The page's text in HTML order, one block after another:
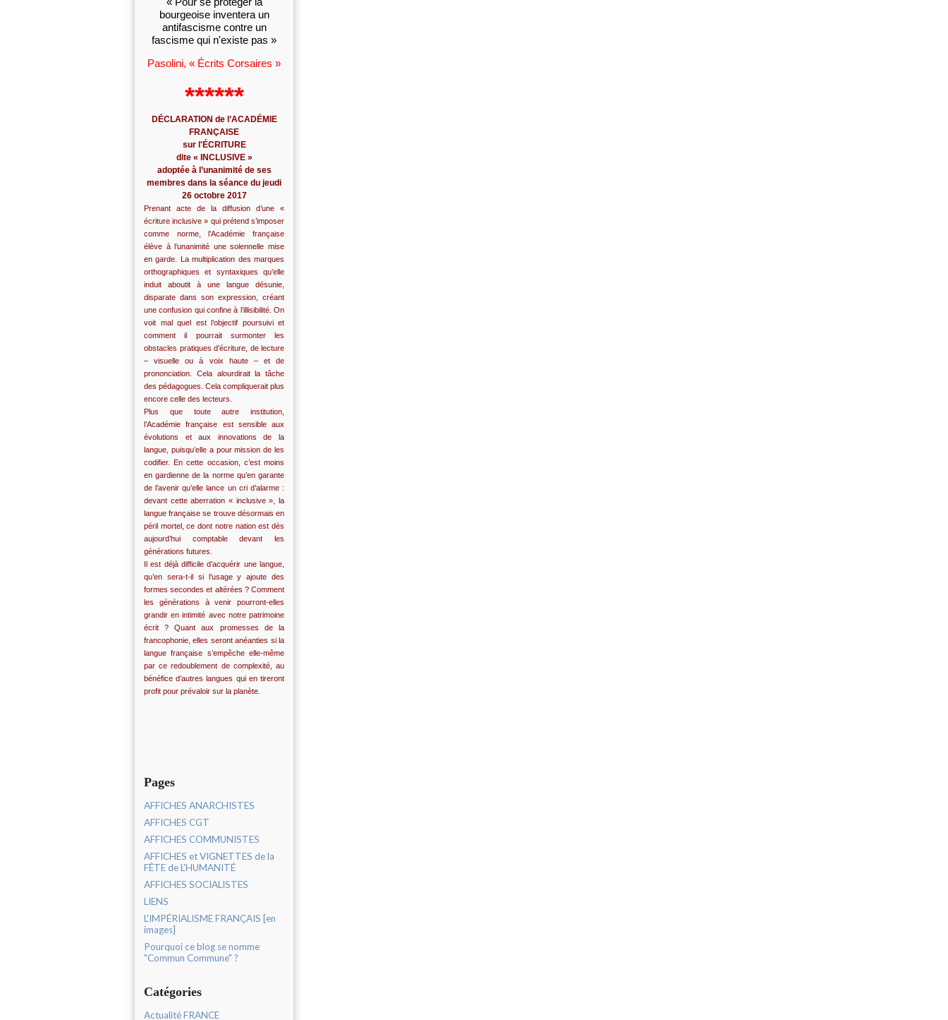
bourgeoise inventera un
antifascisme contre un
fascisme qui n'existe pas »
Pasolini, « Écrits Corsaires »
******
DÉCLARATION de l’ACADÉMIE
FRANÇAISE
sur l'ÉCRITURE
dite « INCLUSIVE »
adoptée à l’unanimité de ses
membres dans la séance du jeudi
26 octobre 2017
Prenant acte de la diffusion d’une «
écriture inclusive » qui prétend s’imposer
comme norme, l’Académie française
élève à l’unanimité une solennelle mise
en garde. La multiplication des marques
orthographiques et syntaxiques qu’elle
induit aboutit à une langue désunie,
disparate dans son expression, créant
une confusion qui confine à l’illisibilité. On
voit mal quel est l’objectif poursuivi et
comment il pourrait surmonter les
obstacles pratiques d’écriture, de lecture
– visuelle ou à voix haute – et de
prononciation. Cela alourdirait la tâche
des pédagogues. Cela compliquerait plus
encore celle des lecteurs.
Plus que toute autre institution,
l’Académie française est sensible aux
évolutions et aux innovations de la
langue, puisqu’elle a pour mission de les
codifier. En cette occasion, c’est moins
en gardienne de la norme qu’en garante
de l’avenir qu’elle lance un cri d’alarme :
devant cette aberration « inclusive », la
langue française se trouve désormais en
péril mortel, ce dont notre nation est dès
aujourd’hui comptable devant les
générations futures.
Il est déjà difficile d’acquérir une langue,
qu’en sera-t-il si l’usage y ajoute des
formes secondes et altérées ? Comment
les générations à venir pourront-elles
grandir en intimité avec notre patrimoine
écrit ? Quant aux promesses de la
francophonie, elles seront anéanties si la
langue française s’empêche elle-même
par ce redoublement de complexité, au
bénéfice d’autres langues qui en tireront
profit pour prévaloir sur la planète.
Pages
AFFICHES ANARCHISTES
AFFICHES CGT
AFFICHES COMMUNISTES
AFFICHES et VIGNETTES de la
FÊTE de L'HUMANITÉ
AFFICHES SOCIALISTES
LIENS
L'IMPÉRIALISME FRANÇAIS [en
images]
Pourquoi ce blog se nomme
"Commun Commune" ?
Catégories
Actualité FRANCE